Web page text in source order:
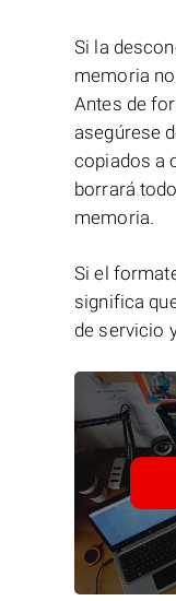
Si la
memoria
Antes de
asegúrese
copiados a
borrará
memoria.
Si el
significa
de servicio